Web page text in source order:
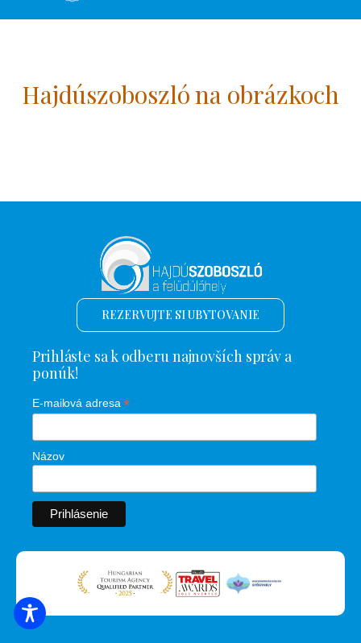
Hajdúszoboszló na obrázkoch
VYHĽADÁVANIE UBYTOVANIA
REZERVUJTE SI UBYTOVANIE
Prihláste sa k odberu najnovších správ a
ponúk!
E-mailová adresa*
Názov